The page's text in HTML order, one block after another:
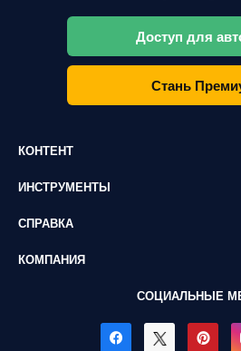
Доступ для
Стань
КОНТЕНТ
ИНСТРУМЕНТЫ
СПРАВКА
КОМПАНИЯ
СОЦИАЛЬНЫЕ